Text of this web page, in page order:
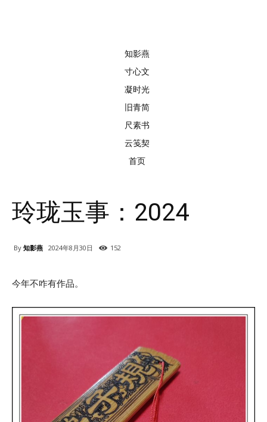
知影燕
寸心文
凝时光
旧青简
尺素书
云笺契
首页
玲珑玉事：2024
By 知影燕 2024年8月30日 152
今年不咋有作品。